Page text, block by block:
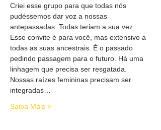
Criei esse grupo para que todas nós
pudéssemos dar voz a nossas
antepassadas. Todas teriam a sua vez.
Esse convite é para você, mas extensivo a
todas as suas ancestrais. É o passado
pedindo passagem para o futuro. Há uma
linhagem que precisa ser resgatada.
Nossas raízes femininas precisam ser
integradas…
Saiba Mais >